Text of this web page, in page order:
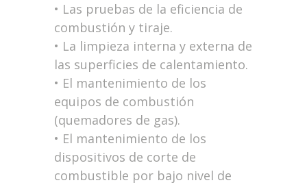
• Las pruebas de la eficiencia de
combustión y tiraje.
• La limpieza interna y externa de
las superficies de calentamiento.
• El mantenimiento de los
equipos de combustión
(quemadores de gas).
• El mantenimiento de los
dispositivos de corte de
combustible por bajo nivel de